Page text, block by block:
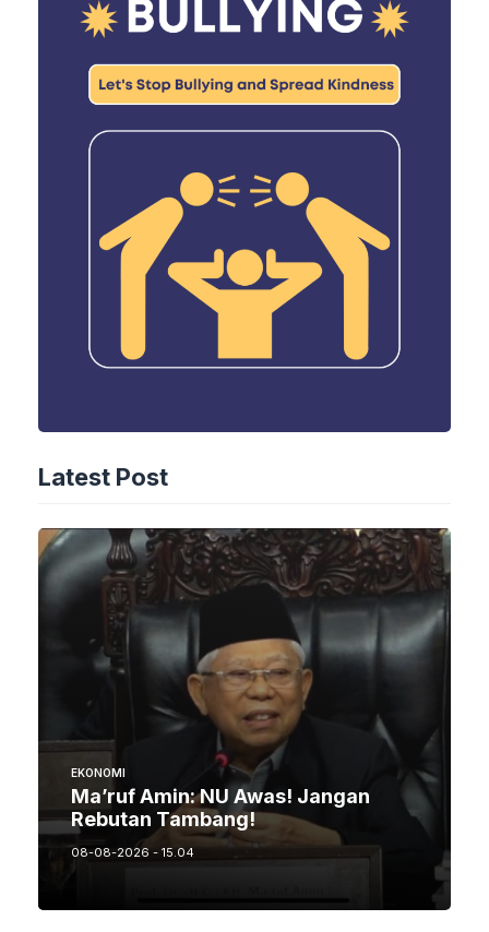
Latest Post
EKONOMI
Ma’ruf Amin: NU Awas! Jangan
Rebutan Tambang!
08-08-2026 - 15.04